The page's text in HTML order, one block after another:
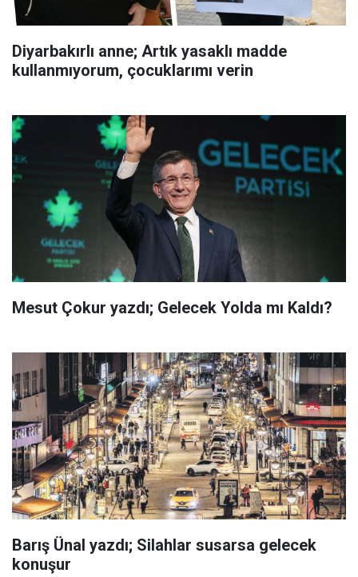
Diyarbakırlı anne; Artık yasaklı madde
kullanmıyorum, çocuklarımı verin
Mesut Çokur yazdı; Gelecek Yolda mı Kaldı?
Barış Ünal yazdı; Silahlar susarsa gelecek
konuşur